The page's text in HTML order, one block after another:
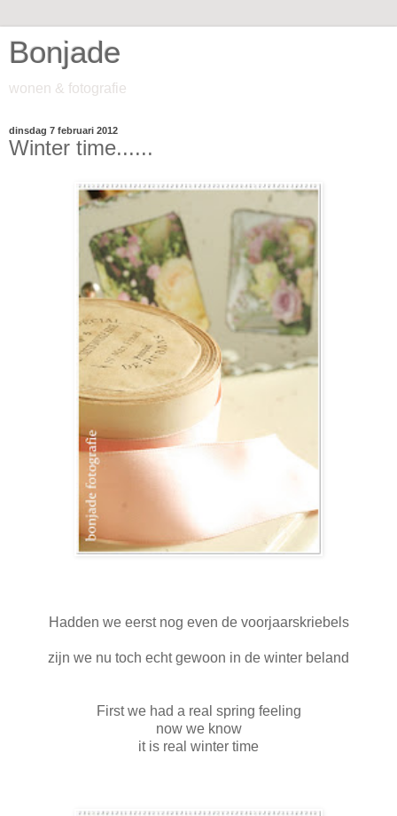
Bonjade
wonen & fotografie
dinsdag 7 februari 2012
Winter time......
Hadden we eerst nog even de voorjaarskriebels
zijn we nu toch echt gewoon in de winter beland
First we had a real spring feeling
now we know
it is real winter time